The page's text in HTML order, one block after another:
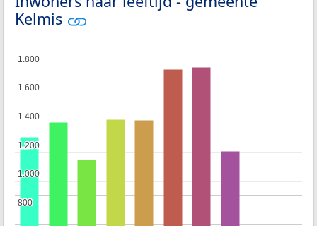
Kelmis
800
800
1.000
1.000
1.200
1.200
1.400
1.400
1.600
1.600
1.800
1.800